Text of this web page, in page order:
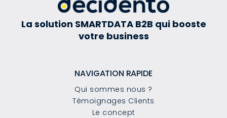
La solution SMARTDATA B2B qui booste
votre business
NAVIGATION RAPIDE
Qui sommes nous ?
Témoignages Clients
Le concept